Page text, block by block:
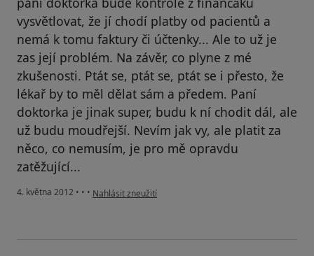
vysvětlovat, že jí chodí platby od pacientů a
nemá k tomu faktury či účtenky... Ale to už je
zas její problém. Na závěr, co plyne z mé
zkušenosti. Ptát se, ptát se, ptát se i přesto, že
lékař by to měl dělat sám a předem. Paní
doktorka je jinak super, budu k ní chodit dál, ale
už budu moudřejší. Nevím jak vy, ale platit za
něco, co nemusím, je pro mě opravdu
zatěžující...
4. května 2012 • • • podle názoru uživatele Váš účet byl odstraněn
Nahlásit zneužití